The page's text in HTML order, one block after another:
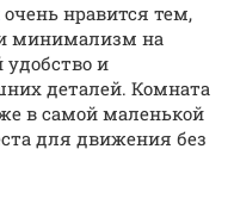
очень нравится тем,
минимализм на
удобство и
деталей. Комната
в самой маленькой
для движения без